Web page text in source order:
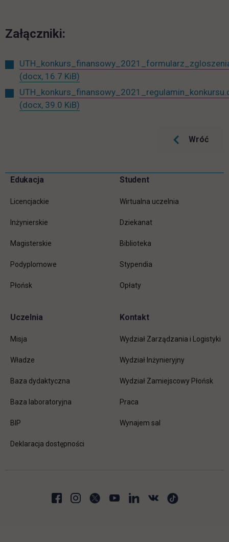
Załączniki:
(docx, 16.7 KiB)
(docx, 39.0 KiB)
Wróć
Pomiń
Informacje w stopce
Edukacja
Licencjackie
Inżynierskie
Magisterskie
Podyplomowe
Płońsk
Student
Wirtualna uczelnia
Dziekanat
Biblioteka
Stypendia
Opłaty
Uczelnia
Misja
Władze
Baza dydaktyczna
Baza laboratoryjna
BIP
Deklaracja dostępności
Kontakt
Wydział Zarządzania i Logistyki
Wydział Inżynieryjny
Wydział Zamiejscowy Płońsk
Praca
Wynajem sal